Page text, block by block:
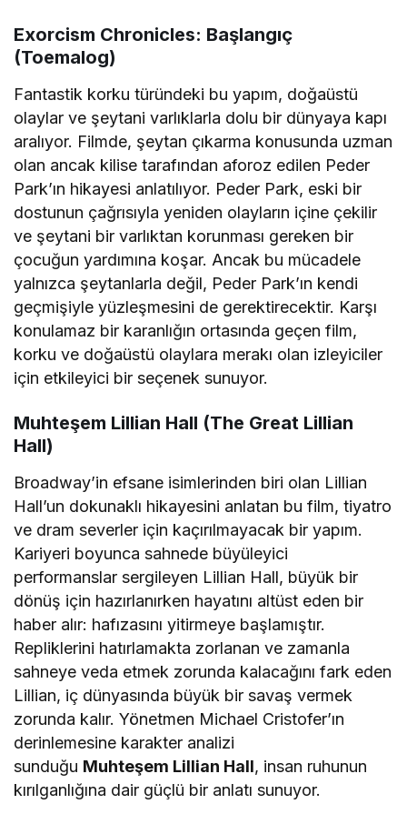
Exorcism Chronicles: Başlangıç
(Toemalog)
Fantastik korku türündeki bu yapım, doğaüstü
olaylar ve şeytani varlıklarla dolu bir dünyaya kapı
aralıyor. Filmde, şeytan çıkarma konusunda uzman
olan ancak kilise tarafından aforoz edilen Peder
Park’ın hikayesi anlatılıyor. Peder Park, eski bir
dostunun çağrısıyla yeniden olayların içine çekilir
ve şeytani bir varlıktan korunması gereken bir
çocuğun yardımına koşar. Ancak bu mücadele
yalnızca şeytanlarla değil, Peder Park’ın kendi
geçmişiyle yüzleşmesini de gerektirecektir. Karşı
konulamaz bir karanlığın ortasında geçen film,
korku ve doğaüstü olaylara merakı olan izleyiciler
için etkileyici bir seçenek sunuyor.
Muhteşem Lillian Hall (The Great Lillian
Hall)
Broadway’in efsane isimlerinden biri olan Lillian
Hall’un dokunaklı hikayesini anlatan bu film, tiyatro
ve dram severler için kaçırılmayacak bir yapım.
Kariyeri boyunca sahnede büyüleyici
performanslar sergileyen Lillian Hall, büyük bir
dönüş için hazırlanırken hayatını altüst eden bir
haber alır: hafızasını yitirmeye başlamıştır.
Repliklerini hatırlamakta zorlanan ve zamanla
sahneye veda etmek zorunda kalacağını fark eden
Lillian, iç dünyasında büyük bir savaş vermek
zorunda kalır. Yönetmen Michael Cristofer’ın
derinlemesine karakter analizi
sunduğu Muhteşem Lillian Hall, insan ruhunun
kırılganlığına dair güçlü bir anlatı sunuyor.